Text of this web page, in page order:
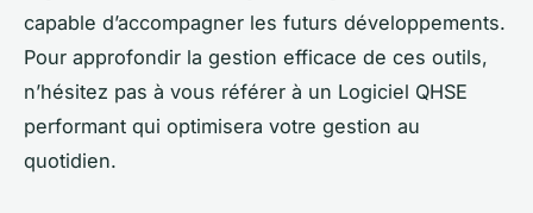
capable d’accompagner les futurs développements.
Pour approfondir la gestion efficace de ces outils,
n’hésitez pas à vous référer à un Logiciel QHSE
performant qui optimisera votre gestion au
quotidien.